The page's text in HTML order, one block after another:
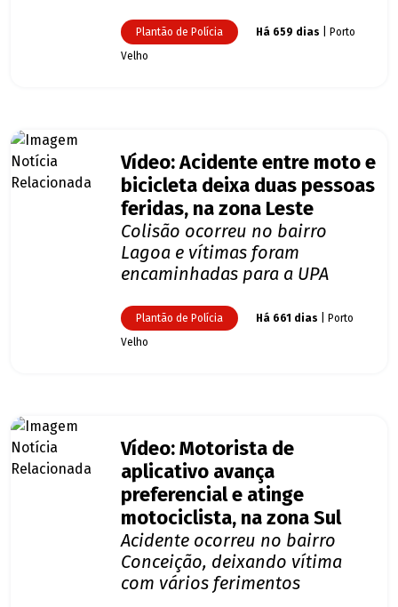
Plantão de Polícia Há 659 dias | Porto
Velho
Vídeo: Acidente entre moto e
bicicleta deixa duas pessoas
feridas, na zona Leste
Colisão ocorreu no bairro
Lagoa e vítimas foram
encaminhadas para a UPA
Plantão de Polícia Há 661 dias | Porto
Velho
Vídeo: Motorista de
aplicativo avança
preferencial e atinge
motociclista, na zona Sul
Acidente ocorreu no bairro
Conceição, deixando vítima
com vários ferimentos